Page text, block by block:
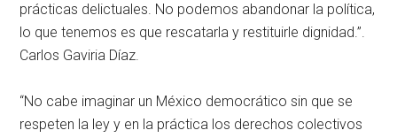
prácticas delictuales. No podemos abandonar la política,
lo que tenemos es que rescatarla y restituirle dignidad.”.
Carlos Gaviria Díaz.
“No cabe imaginar un México democrático sin que se
respeten la ley y en la práctica los derechos colectivos